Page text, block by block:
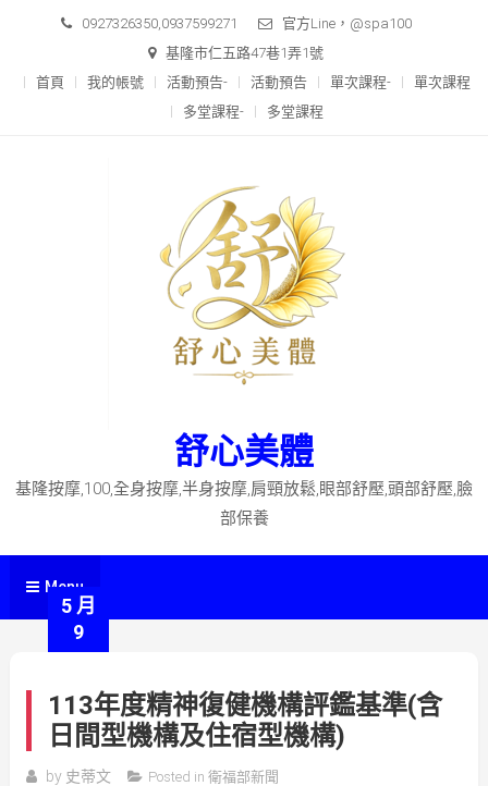
content
0927326350,0937599271
官方Line，@spa100
基隆市仁五路47巷1弄1號
首頁
我的帳號 活動預告- 活動預告 單次課程-
單次課程
多堂課程-
多堂課程
舒心美體
基隆按摩,100,全身按摩,半身按摩,肩頸放鬆,眼部舒壓,頭部舒壓,臉
部保養
Menu
5 月
9
113年度精神復健機構評鑑基準(含
日間型機構及住宿型機構)
by 史蒂文 Posted in 衛福部新聞